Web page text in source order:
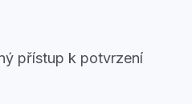
přístup k potvrzení